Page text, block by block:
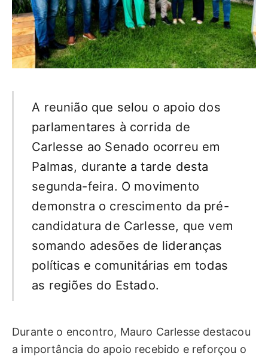
A reunião que selou o apoio dos
parlamentares à corrida de
Carlesse ao Senado ocorreu em
Palmas, durante a tarde desta
segunda-feira. O movimento
demonstra o crescimento da pré-
candidatura de Carlesse, que vem
somando adesões de lideranças
políticas e comunitárias em todas
as regiões do Estado.
Durante o encontro, Mauro Carlesse destacou
a importância do apoio recebido e reforçou o